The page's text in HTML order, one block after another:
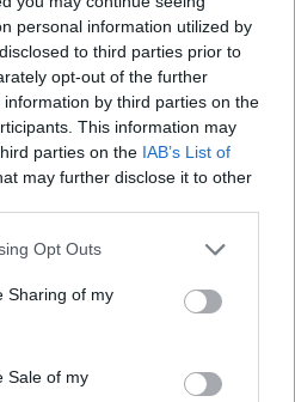
personal information utilized by
to third parties prior to
opt-out of the further
by third parties on the
This information may
parties on the IAB’s List of
may further disclose it to other
app uses one or more Google
behaviour. You may click to
and its third-party tags to
purposes in below Google
Opt Outs
Sharing of my
Sale of my